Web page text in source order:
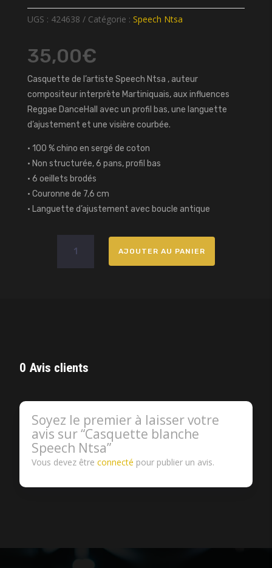
UGS : 424638 Catégorie : Speech Ntsa
35,00€
Casquette de l’artiste Speech Ntsa , auteur
compositeur interprète Martiniquais, aux influences
Reggae DanceHall avec un profil bas, une languette
d’ajustement et une visière courbée.
• 100 % chino en sergé de coton
• Non structurée, 6 pans, profil bas
• 6 oeillets brodés
• Couronne de 7,6 cm
• Languette d’ajustement avec boucle antique
Casquette
AJOUTER AU PANIER
0 Avis clients
Soyez le premier à laisser votre
avis sur “Casquette blanche
Speech Ntsa”
Vous devez êtreconnecté pour publier un avis.